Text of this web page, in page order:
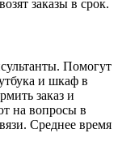
заказы в срок.
Помогут
и шкаф в
заказ и
на вопросы в
Среднее время